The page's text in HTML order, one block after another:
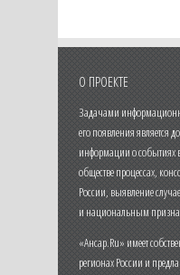
О ПРОЕКТЕ
Задачами
его появления является
информации о событиях
обществе процессах,
России, выявление
и национальным
«Ансар.Ru» имеет
регионах России и